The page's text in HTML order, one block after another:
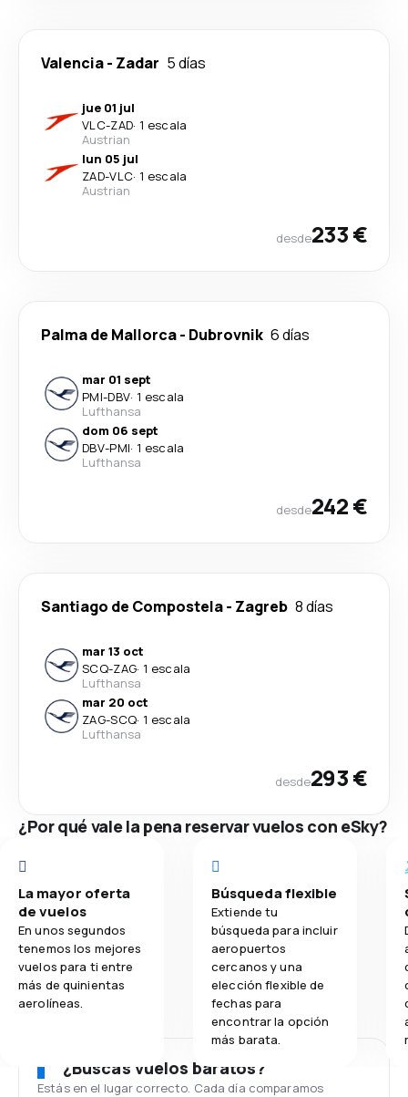
Valencia- Zadar 5 días
jue 01 jul
VLC-ZAD· 1 escala
Austrian
lun 05 jul
ZAD-VLC· 1 escala
Austrian
desde233 €
Palma de Mallorca- Dubrovnik 6 días
mar 01 sept
PMI-DBV· 1 escala
Lufthansa
dom 06 sept
DBV-PMI· 1 escala
Lufthansa
desde242 €
Santiago de Compostela- Zagreb 8 días
mar 13 oct
SCQ-ZAG· 1 escala
Lufthansa
mar 20 oct
ZAG-SCQ· 1 escala
Lufthansa
desde293 €
¿Por qué vale la pena reservar vuelos con eSky?
La mayor oferta
de vuelos
En unos segundos
tenemos los mejores
vuelos para ti entre
más de quinientas
aerolíneas.
Búsqueda flexible
Extiende tu
búsqueda para incluir
aeropuertos
cercanos y una
elección flexible de
fechas para
encontrar la opción
más barata.
¿Buscas vuelos baratos?
Estás en el lugar correcto. Cada día comparamos